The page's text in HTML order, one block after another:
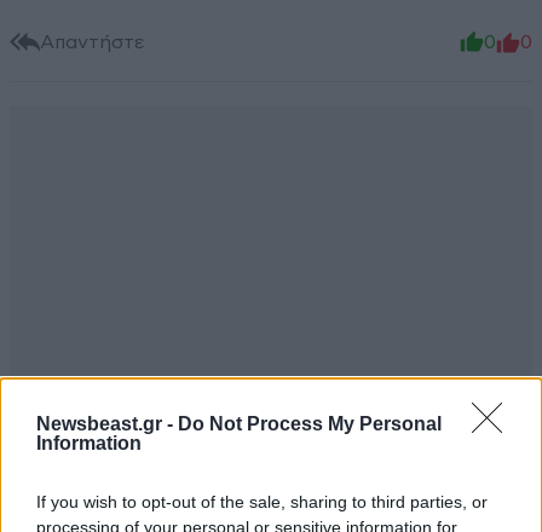
Newsbeast.gr - Do Not Process My Personal
Information
If you wish to opt-out of the sale, sharing to third parties, or
processing of your personal or sensitive information for
Απαντήστε 0 0